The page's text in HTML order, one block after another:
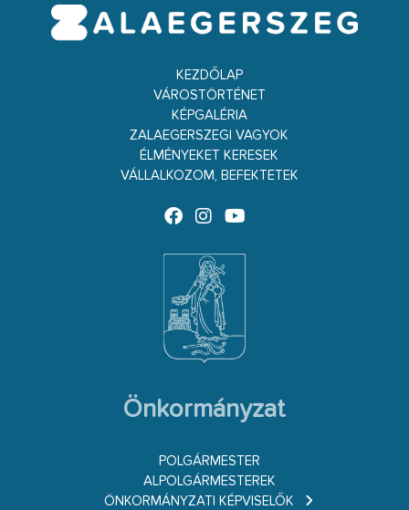
KEZDŐLAP
VÁROSTÖRTÉNET
KÉPGALÉRIA
ZALAEGERSZEGI VAGYOK
ÉLMÉNYEKET KERESEK
VÁLLALKOZOM, BEFEKTETEK
Önkormányzat
POLGÁRMESTER
ALPOLGÁRMESTEREK
ÖNKORMÁNYZATI KÉPVISELŐK